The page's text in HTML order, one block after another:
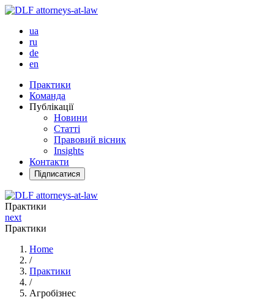
ua
ru
de
en
Практики
Команда
Публікації
Новини
Статті
Правовий вісник
Insights
Контакти
Підписатися
Практики
next
Практики
Home
/
Практики
/
Агробізнес